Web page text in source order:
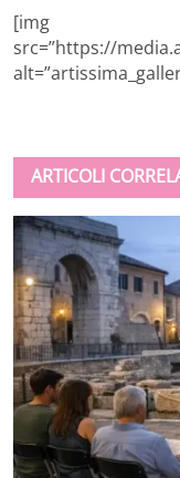
[img
src=”https://
ARTICOLI